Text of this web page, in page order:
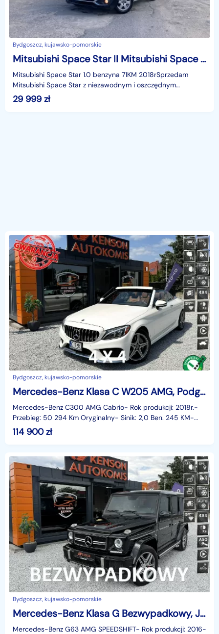
Bydgoszcz, kujawsko-pomorskie
Mitsubishi Space Star II Mitsubishi Space Star 1.0 benzyna 71KM 2018r
Mitsubishi Space Star 1.0 benzyna 71KM 2018rSprzedam
Mitsubishi Space Star z niezawodnym i oszczędnym
benzynowym silnikiem o pojemności 1L. Jest to trzycylindro
29 999 zł
Bydgoszcz, kujawsko-pomorskie
Mercedes-Benz Klasa C W205 AMG, Podgrzewane fotele, Nawiewy na kark, Kamera 360, Burmester, LED
Mercedes-Benz C300 AMG Cabrio- Rok produkcji: 2018r.-
Przebieg: 50 294 Km Oryginalny- Sinik: 2,0 Ben. 245 KM-
Skrzynia: Automatyczna 9G-TRONIC- Napęd: 4Matic 4
114 900zł
Bydgoszcz, kujawsko-pomorskie
Mercedes-Benz Klasa G Bezwypadkowy, Japonia, Podgrzewane fotele, Szyber dach, Hak, LED, Ka
Mercedes-Benz G63 AMG SPEEDSHIFT- Rok produkcji: 2016-